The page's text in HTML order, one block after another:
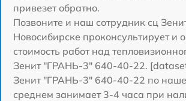
привезет обратно.
Позвоните и наш сотрудник сц
Новосибирске проконсультирует и
стоимость работ над
Зенит "ГРАНЬ-3" 640-40-22.
Зенит "ГРАНЬ-3" 640-40-22 по
среднем занимает 3-4 часа при